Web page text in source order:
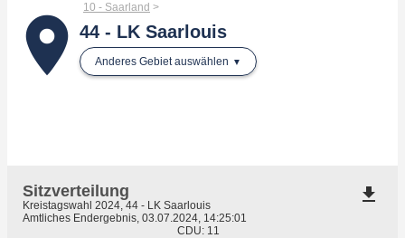
place
10 - Saarland
44 - LK Saarlouis
Anderes Gebiet auswählen
CDU: 11
Sitzverteilung
Kreistagswahl 2024, 44 - LK Saarlouis
Amtliches Endergebnis, 03.07.2024, 14:25:01
file_download